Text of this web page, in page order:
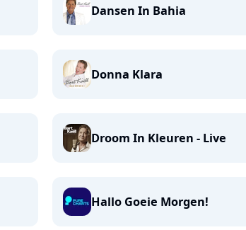
Dansen In Bahia
Donna Klara
Droom In Kleuren - Live
Hallo Goeie Morgen!